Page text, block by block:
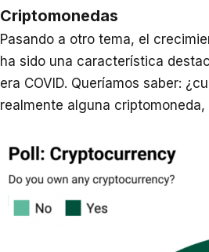
Criptomonedas
Pasando a otro tema, el
ha sido una característica
era COVID. Queríamos saber:
realmente alguna